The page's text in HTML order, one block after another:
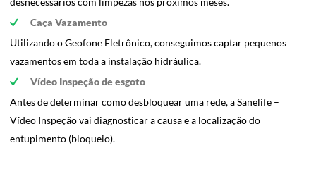
Caça Vazamento
Utilizando o Geofone Eletrônico, conseguimos captar pequenos
vazamentos em toda a instalação hidráulica.
Vídeo Inspeção de esgoto
Antes de determinar como desbloquear uma rede, a Sanelife –
Vídeo Inspeção vai diagnosticar a causa e a localização do
entupimento (bloqueio).